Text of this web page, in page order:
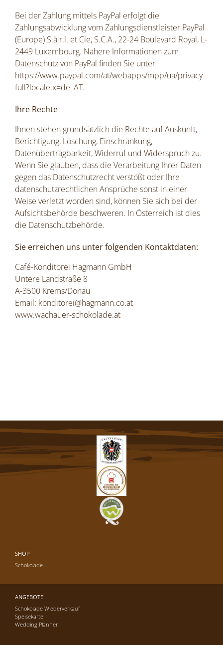
Bei der Zahlung mittels PayPal erfolgt die
Zahlungsabwicklung vom Zahlungsdienstleister PayPal
(Europe) S.à r.l. et Cie, S.C.A., 22-24 Boulevard Royal, L-
2449 Luxembourg. Nähere Informationen zum
Datenschutz von PayPal finden Sie unter
https://www.paypal.com/at/webapps/mpp/ua/privacy-
full?locale.x=de_AT.
Ihre Rechte
Ihnen stehen grundsätzlich die Rechte auf Auskunft,
Berichtigung, Löschung, Einschränkung,
Datenübertragbarkeit, Widerruf und Widerspruch zu.
Wenn Sie glauben, dass die Verarbeitung Ihrer Daten
gegen das Datenschutzrecht verstößt oder Ihre
datenschutzrechtlichen Ansprüche sonst in einer
Weise verletzt worden sind, können Sie sich bei der
Aufsichtsbehörde beschweren. In Österreich ist dies
die Datenschutzbehörde.
Sie erreichen uns unter folgenden Kontaktdaten:
Café-Konditorei Hagmann GmbH
Untere Landstraße 8
A-3500 Krems/Donau
Email: konditorei@hagmann.co.at
www.wachauer-schokolade.at
SHOP
Schokolade
ANGEBOTE
Schokolade Wiederverkauf
Speisekarte
Wedding Planner